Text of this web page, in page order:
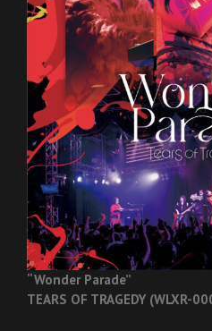
“Wonder Parade”
TEARS OF TRAGEDY (WLXR-